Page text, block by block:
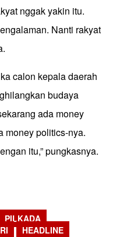
nggak yakin itu.
Nanti rakyat
calon kepala daerah
budaya
ada money
money politics-nya.
itu,” pungkasnya.
PILKADA
HEADLINE